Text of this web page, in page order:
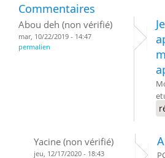
Commentaires
Abou deh (non vérifié)
mar, 10/22/2019 - 14:47
permalien
Yacine (non vérifié)
jeu, 12/17/2020 - 18:43